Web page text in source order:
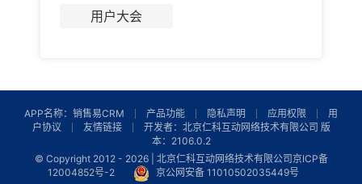
用户大会
APP名称：销售易CRM 产品功能 隐私声明 应用权限
用
户协议
友情链接
开发者：北京仁科互动网络技术有限公司 版
本：2106.0.2
© Copyright 2012 - 2026 | 北京仁科互动网络技术有限公司京ICP备
12004852号-2
京公网安备 11010502035449号